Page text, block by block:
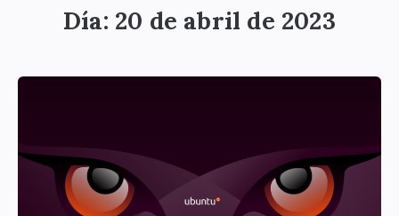
Día: 20 de abril de 2023